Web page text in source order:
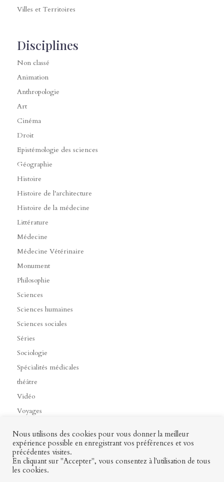
Villes et Territoires
Disciplines
Non classé
Animation
Anthropologie
Art
Cinéma
Droit
Epistémologie des sciences
Géographie
Histoire
Histoire de l'architecture
Histoire de la médecine
Littérature
Médecine
Médecine Vétérinaire
Monument
Philosophie
Sciences
Sciences humaines
Sciences sociales
Séries
Sociologie
Spécialités médicales
théâtre
Vidéo
Voyages
Contact Mon profil
Nous utilisons des cookies pour vous donner la meilleur
expérience possible en enregistrant vos préférences et vos
précédentes visites.
En cliquant sur "Accepter", vous consentez à l'utilisation de tous
les cookies.